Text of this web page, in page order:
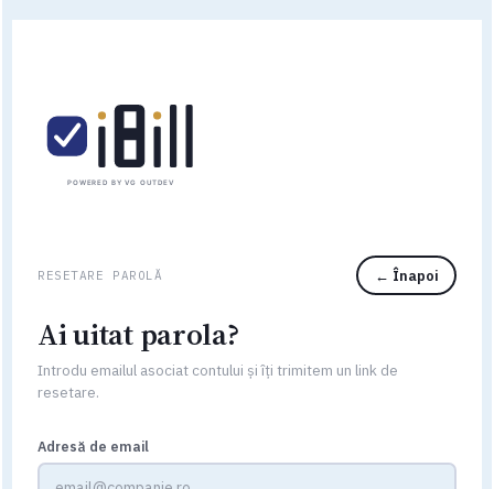
POWERED BY VG OUTDEV
RESETARE PAROLĂ ← Înapoi
Ai uitat parola?
Introdu emailul asociat contului și îți trimitem un link de
resetare.
Adresă de email